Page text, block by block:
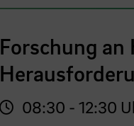
Forschung
08:30 - 12:30